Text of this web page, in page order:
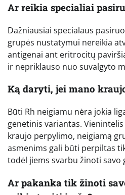
Ar reikia specialiai
Dažniausiai specialaus
grupės nustatymui nereikia
antigenai ant eritrocitų
ir nepriklauso nuo suvalgyto
Ką daryti, jei mano
Būti Rh neigiamu nėra jokia
genetinis variantas.
kraujo perpylimo, neigiamą
asmenims gali būti perpiltas
todėl jiems svarbu žinoti savo
Ar pakanka tik žinoti